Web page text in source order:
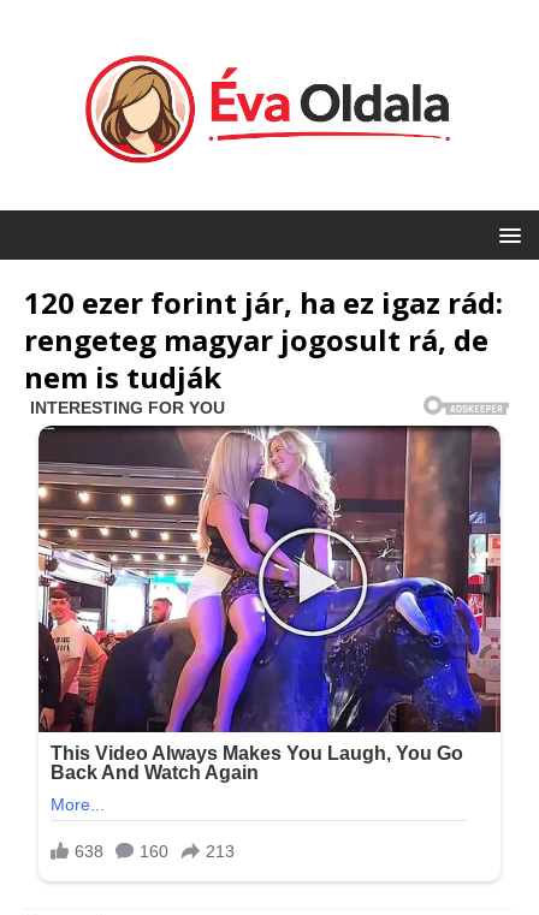
120 ezer forint jár, ha ez igaz rád:
rengeteg magyar jogosult rá, de
nem is tudják